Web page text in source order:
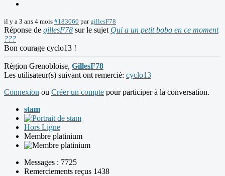
il y a 3 ans 4 mois #183060 pargillesF78
Réponse de gillesF78 sur le sujet Qui a un petit bobo en ce moment
???
Bon courage cyclo13 !
Région Grenobloise, GillesF78
Les utilisateur(s) suivant ont remercié: cyclo13
Connexion ou Créer un compte pour participer à la conversation.
stam
Hors Ligne
Membre platinium
Messages : 7725
Remerciements reçus 1438